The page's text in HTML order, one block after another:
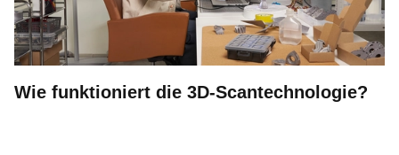
Wie funktioniert die 3D-Scantechnologie?